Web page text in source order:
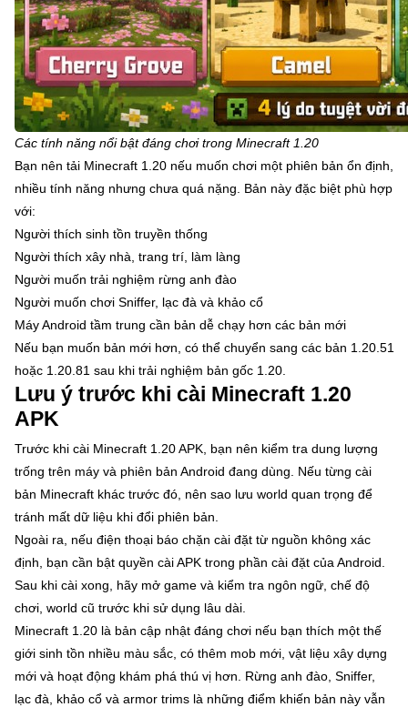
Các tính năng nổi bật đáng chơi trong Minecraft 1.20
Bạn nên tải Minecraft 1.20 nếu muốn chơi một phiên bản ổn định,
nhiều tính năng nhưng chưa quá nặng. Bản này đặc biệt phù hợp
với:
Người thích sinh tồn truyền thống
Người thích xây nhà, trang trí, làm làng
Người muốn trải nghiệm rừng anh đào
Người muốn chơi Sniffer, lạc đà và khảo cổ
Máy Android tầm trung cần bản dễ chạy hơn các bản mới
Nếu bạn muốn bản mới hơn, có thể chuyển sang các bản 1.20.51
hoặc 1.20.81 sau khi trải nghiệm bản gốc 1.20.
Lưu ý trước khi cài Minecraft 1.20
APK
Trước khi cài Minecraft 1.20 APK, bạn nên kiểm tra dung lượng
trống trên máy và phiên bản Android đang dùng. Nếu từng cài
bản Minecraft khác trước đó, nên sao lưu world quan trọng để
tránh mất dữ liệu khi đổi phiên bản.
Ngoài ra, nếu điện thoại báo chặn cài đặt từ nguồn không xác
định, bạn cần bật quyền cài APK trong phần cài đặt của Android.
Sau khi cài xong, hãy mở game và kiểm tra ngôn ngữ, chế độ
chơi, world cũ trước khi sử dụng lâu dài.
Minecraft 1.20 là bản cập nhật đáng chơi nếu bạn thích một thế
giới sinh tồn nhiều màu sắc, có thêm mob mới, vật liệu xây dựng
mới và hoạt động khám phá thú vị hơn. Rừng anh đào, Sniffer,
lạc đà, khảo cổ và armor trims là những điểm khiến bản này vẫn